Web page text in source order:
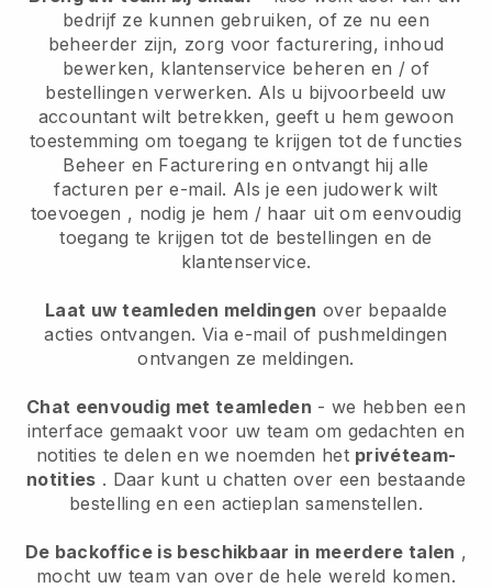
bedrijf ze kunnen gebruiken, of ze nu een
beheerder zijn, zorg voor facturering, inhoud
bewerken, klantenservice beheren en / of
bestellingen verwerken. Als u bijvoorbeeld uw
accountant wilt betrekken, geeft u hem gewoon
toestemming om toegang te krijgen tot de functies
Beheer en Facturering en ontvangt hij alle
facturen per e-mail. Als je een judowerk wilt
toevoegen , nodig je hem / haar uit om eenvoudig
toegang te krijgen tot de bestellingen en de
klantenservice.
Laat uw teamleden meldingen over bepaalde
acties ontvangen. Via e-mail of pushmeldingen
ontvangen ze meldingen.
Chat eenvoudig met teamleden - we hebben een
interface gemaakt voor uw team om gedachten en
notities te delen en we noemden het privéteam-
notities . Daar kunt u chatten over een bestaande
bestelling en een actieplan samenstellen.
De backoffice is beschikbaar in meerdere talen ,
mocht uw team van over de hele wereld komen.